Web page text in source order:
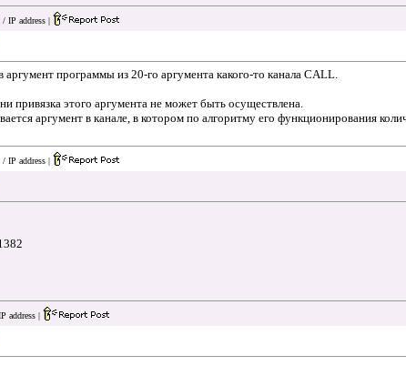
/ IP address |
программы из 20-го аргумента какого-то канала CALL.
привязка этого аргумента не может быть осуществлена.
аргумент в канале, в котором по алгоритму его функционирования
/ IP address |
address |